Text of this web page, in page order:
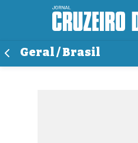
Geral / Brasil